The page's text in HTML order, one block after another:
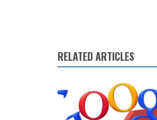
RELATED ARTICLES